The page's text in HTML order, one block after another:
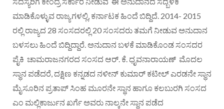
ಮಾಡಿಕೊಳ್ಳುವ ರಾಜ್ಯಗಳಲ್ಲಿ, ಕರ್ನಾಟಕ ಹಿಂದೆ ಬಿದ್ದಿದೆ. 2014- 2015
ರಲ್ಲಿ ರಾಜ್ಯದ 28 ಸಂಸದರಲ್ಲಿ 20 ಸಂಸದರು ತಮಗೆ ನೀಡುವ ಅನುದಾನ
ಬಳಸಲು ಹಿಂದೆ ಬಿದ್ದಿದ್ದಾರೆ. ಅನುದಾನ ಬಳಕೆ ಮಾಡಿಕೊಂಡ ಸಂಸದರ
ಪೈಕಿ ಚಾಮರಾಜನಗರದ ಸಂಸದ ಆರ್. ಕೆ. ಧೃವನಾರಾಯಣ್ ಮೊದಲ
ಸ್ಥಾನ ಪಡೆದರೆ, ದಕ್ಷಿಣ ಕನ್ನಡದ ನಳೀನ್ ಕುಮಾರ್ ಕಟೀಲ್ ಎರಡನೇ ಸ್ಥಾನ
ಮೈಸೂರಿನ ಪ್ರತಾಪ್ ಸಿಂಹ ಮೂರನೇ ಸ್ಥಾನ ಹಾಗೂ ಕಲಬುರಗಿ ಸಂಸದ
ಎಂ ಮಲ್ಲಿಕಾರ್ಜುನ ಖರ್ಗೆ ಅವರು ನಾಲ್ಕನೇ ಸ್ಥಾನ ಪಡೆದ